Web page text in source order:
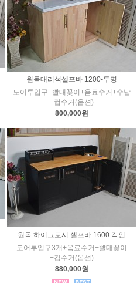
원목대리석셀프바 1200-투명
도어투입구+빨대꽂이+음료수거+수납
+컵수거(옵션)
800,000원
원목 하이그로시 셀프바 1600 각인
도어투입구3개+음료수거+빨대꽂이
+컵수거(옵션)
880,000원